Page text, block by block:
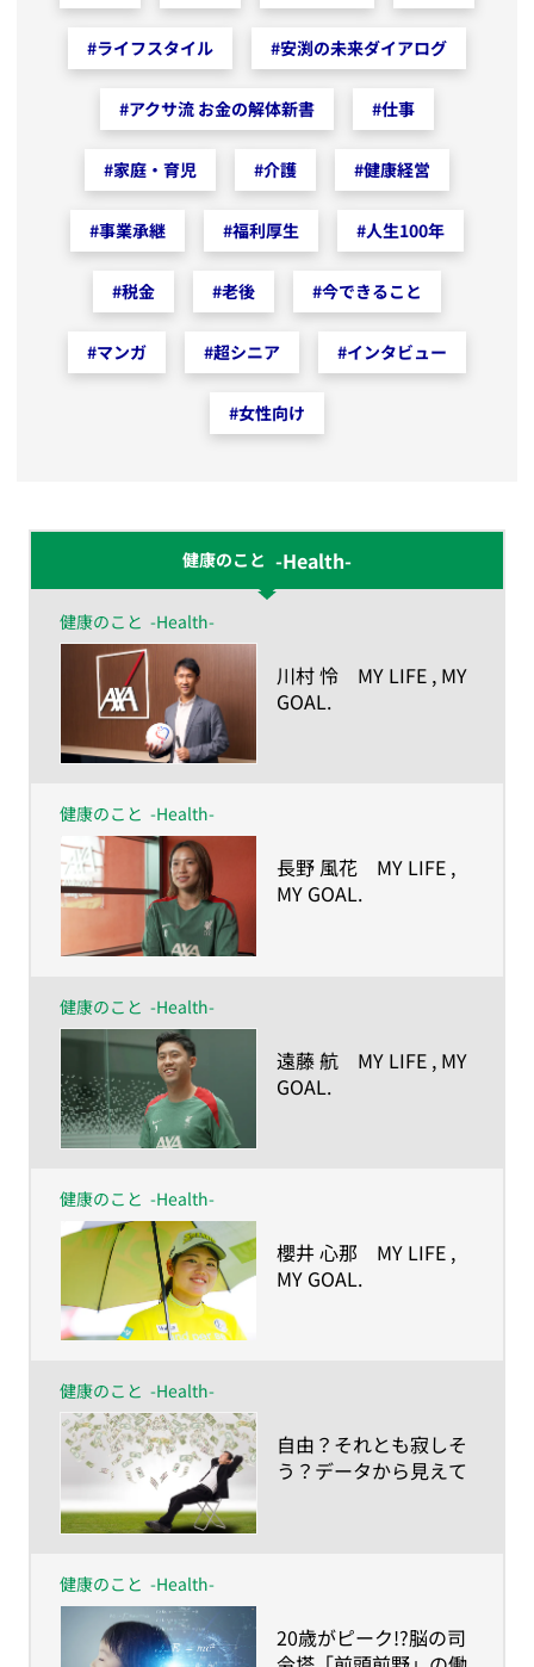
#ライフスタイル #安渕の未来ダイアログ
#アクサ流 お金の解体新書 #仕事
#家庭・育児 #介護 #健康経営
#事業承継 #福利厚生 #人生100年
#税金 #老後 #今できること
#マンガ #超シニア #インタビュー
#女性向け
健康のこと -Health-
健康のこと -Health-
​川村 怜 MY LIFE , MY
GOAL.
健康のこと -Health-
​長野 風花 MY LIFE ,
MY GOAL.
健康のこと -Health-
​遠藤 航 MY LIFE , MY
GOAL.
健康のこと -Health-
​櫻井 心那 MY LIFE ,
MY GOAL.
健康のこと -Health-
​自由？それとも寂しそ
う？データから見えて
健康のこと -Health-
​20歳がピーク!?脳の司